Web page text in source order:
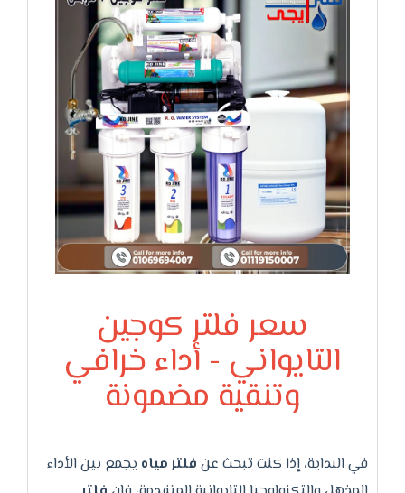
سعر فلتر كوجين
التايواني - أداء خرافي
وتنقية مضمونة
في البداية، إذا كنت تبحث عن فلتر مياه يجمع بين الأداء